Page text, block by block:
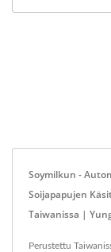
Soymilkun -
Soijapapujen
Taiwanissa |
Perustettu